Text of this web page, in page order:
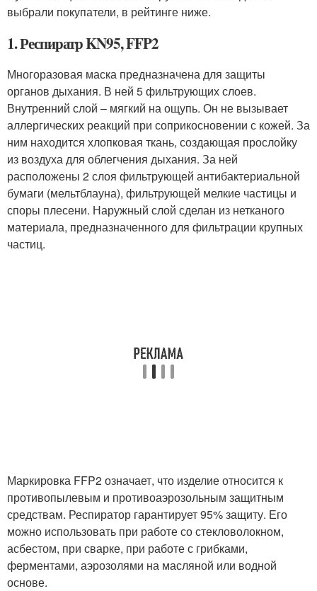
выбрали покупатели, в рейтинге ниже.
1. Респиратр KN95, FFP2
Многоразовая маска предназначена для защиты
органов дыхания. В ней 5 фильтрующих слоев.
Внутренний слой – мягкий на ощупь. Он не вызывает
аллергических реакций при соприкосновении с кожей. За
ним находится хлопковая ткань, создающая прослойку
из воздуха для облегчения дыхания. За ней
расположены 2 слоя фильтрующей антибактериальной
бумаги (мельтблауна), фильтрующей мелкие частицы и
споры плесени. Наружный слой сделан из нетканого
материала, предназначенного для фильтрации крупных
частиц.
Маркировка FFP2 означает, что изделие относится к
противопылевым и противоаэрозольным защитным
средствам. Респиратор гарантирует 95% защиту. Его
можно использовать при работе со стекловолокном,
асбестом, при сварке, при работе с грибками,
ферментами, аэрозолями на масляной или водной
основе.